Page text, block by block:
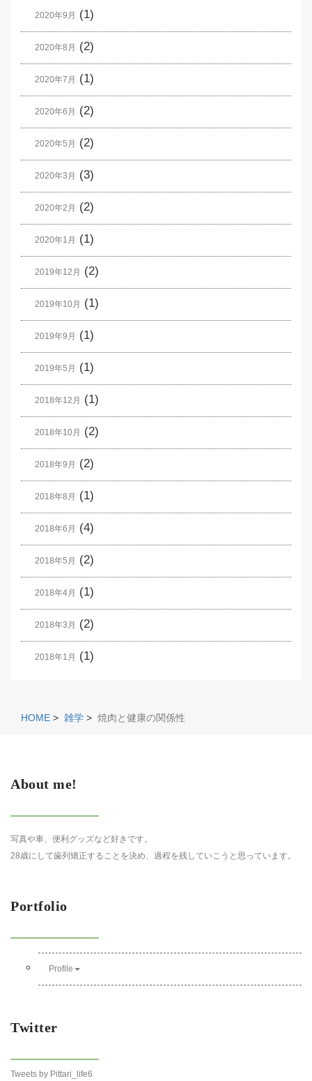
2020年9月 (1)
2020年8月 (2)
2020年7月 (1)
2020年6月 (2)
2020年5月 (2)
2020年3月 (3)
2020年2月 (2)
2020年1月 (1)
2019年12月 (2)
2019年10月 (1)
2019年9月 (1)
2019年5月 (1)
2018年12月 (1)
2018年10月 (2)
2018年9月 (2)
2018年8月 (1)
2018年6月 (4)
2018年5月 (2)
2018年4月 (1)
2018年3月 (2)
2018年1月 (1)
HOME > 雑学 > 焼肉と健康の関係性
About me!
写真や車、便利グッズなど好きです。
28歳にして歯列矯正することを決め、過程を残していこうと思っています。
Portfolio
Profile
Twitter
Tweets by Pittari_life6